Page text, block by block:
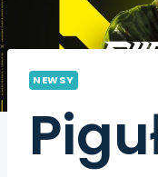
NEWSY